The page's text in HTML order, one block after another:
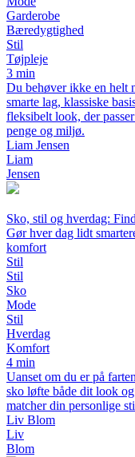
Garderobe
Bæredygtighed
Stil
Tøjpleje
3 min
Du behøver ikke en helt
smarte lag, klassiske
fleksibelt look, der
penge og miljø.
Liam Jensen
Liam
Jensen
Sko, stil og hverdag:
Gør hver dag lidt
komfort
Stil
Stil
Sko
Mode
Stil
Hverdag
Komfort
4 min
Uanset om du er på
sko løfte både dit look
matcher din personlige
Liv Blom
Liv
Blom